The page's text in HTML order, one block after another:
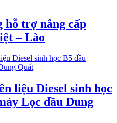
hỗ trợ nâng cấp
– Lào
liệu Diesel sinh học
Lọc dầu Dung